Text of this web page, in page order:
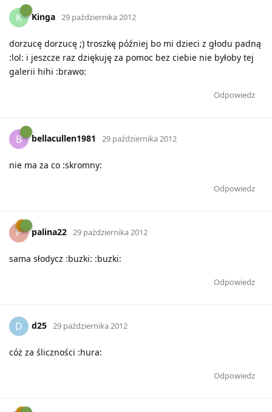
K Kinga 29 października 2012
dorzucę dorzucę ;) troszkę później bo mi dzieci z głodu padną
:lol: i jeszcze raz dziękuję za pomoc bez ciebie nie byłoby tej
galerii hihi :brawo:
Odpowiedz
B bellacullen1981 29 października 2012
nie ma za co :skromny:
Odpowiedz
P palina22 29 października 2012
sama słodycz :buzki: :buzki:
Odpowiedz
D d25 29 października 2012
cóż za śliczności :hura:
Odpowiedz